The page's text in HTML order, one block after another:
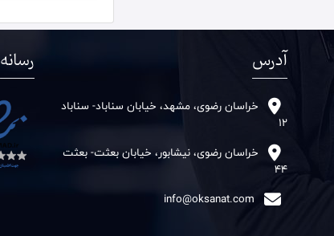
آدرس
خراسان رضوی، مشهد، خیابان سناباد- سناباد
12
خراسان رضوی، نیشابور، خیابان بعثت- بعثت
44
رسانه